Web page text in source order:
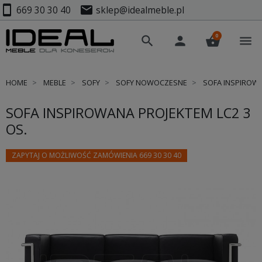
smartphone 669 30 30 40 mail sklep@idealmeble.pl
search person shopping_basket
0 menu
HOME MEBLE SOFY SOFY NOWOCZESNE SOFA
SOFA INSPIROWANA PROJEKTEM LC2 3
OS.
ZAPYTAJ O MOŻLIWOŚĆ ZAMÓWIENIA 669 30 30 40